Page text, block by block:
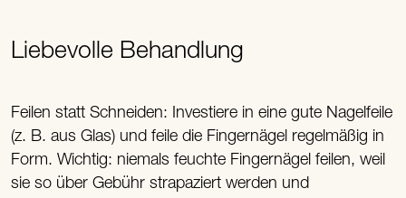
Liebevolle Behandlung
Feilen statt Schneiden: Investiere in eine gute Nagelfeile
(z. B. aus Glas) und feile die Fingernägel regelmäßig in
Form. Wichtig: niemals feuchte Fingernägel feilen, weil
sie so über Gebühr strapaziert werden und